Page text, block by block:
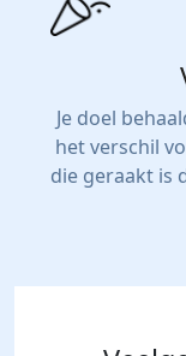
Je doel
het verschil
die geraakt is